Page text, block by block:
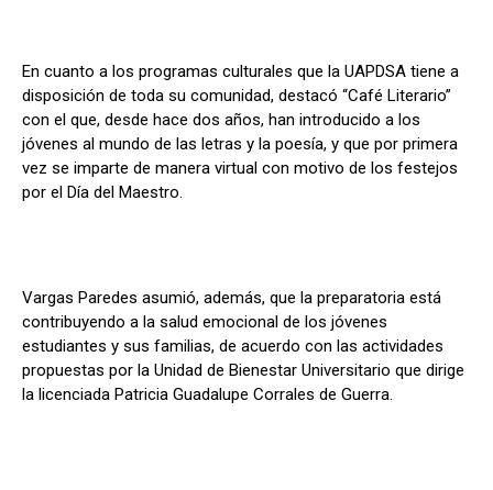
En cuanto a los programas culturales que la UAPDSA tiene a
disposición de toda su comunidad, destacó “Café Literario”
con el que, desde hace dos años, han introducido a los
jóvenes al mundo de las letras y la poesía, y que por primera
vez se imparte de manera virtual con motivo de los festejos
por el Día del Maestro.
Vargas Paredes asumió, además, que la preparatoria está
contribuyendo a la salud emocional de los jóvenes
estudiantes y sus familias, de acuerdo con las actividades
propuestas por la Unidad de Bienestar Universitario que dirige
la licenciada Patricia Guadalupe Corrales de Guerra.